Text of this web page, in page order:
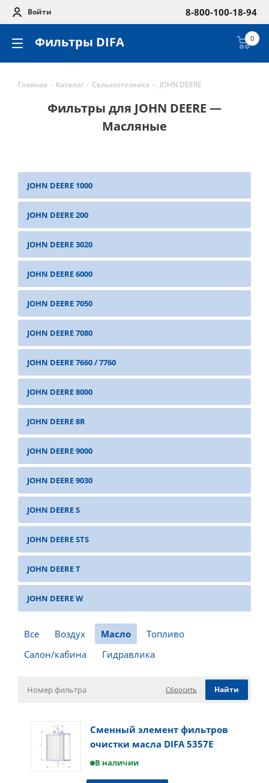
Войти 8-800-100-18-94
Фильтры DIFA 0
Главная - Каталог - Сельхозтехника - JOHN DEERE
Фильтры для JOHN DEERE —
Масляные
JOHN DEERE 1000
JOHN DEERE 200
JOHN DEERE 3020
JOHN DEERE 6000
JOHN DEERE 7050
JOHN DEERE 7080
JOHN DEERE 7660 / 7760
JOHN DEERE 8000
JOHN DEERE 8R
JOHN DEERE 9000
JOHN DEERE 9030
JOHN DEERE S
JOHN DEERE STS
JOHN DEERE T
JOHN DEERE W
Все Воздух Масло
Топливо
Салон/кабина
Гидравлика
Сбросить
Сменный элемент фильтров
очистки масла DIFA 5357E
В наличии